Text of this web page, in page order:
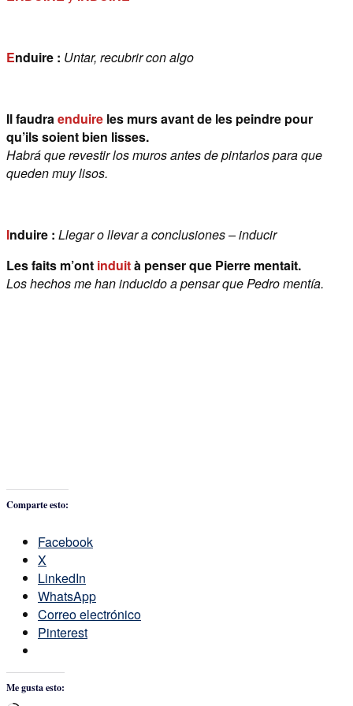
Enduire : Untar, recubrir con algo
Il faudraenduire les murs avant de les peindre pour
qu’ils soient bien lisses.
Habrá que revestir los muros antes de pintarlos para que
queden muy lisos.
Induire : Llegar o llevar a conclusiones – inducir
Les faits m’ont induità penser que Pierre mentait.
Los hechos me han inducido a pensar que Pedro mentía.
Comparte esto:
Facebook
X
LinkedIn
WhatsApp
Correo electrónico
Pinterest
Me gusta esto: